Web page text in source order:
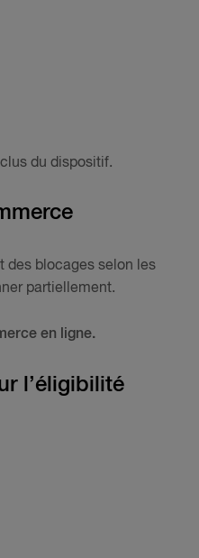
du dispositif.
des blocages selon les
partiellement.
en ligne.
l’éligibilité